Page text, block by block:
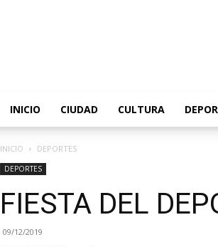
INICIO CIUDAD CULTURA
INICIO DEPORTES
DEPORTES
FIESTA DEL
09/12/2019